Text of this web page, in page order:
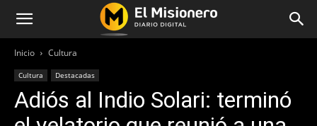
Inicio Cultura
Cultura Destacadas
Adiós al Indio Solari: terminó